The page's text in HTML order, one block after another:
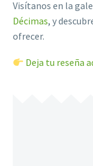
Visítanos en la
Décimas, y
ofrecer.
Deja tu reseña